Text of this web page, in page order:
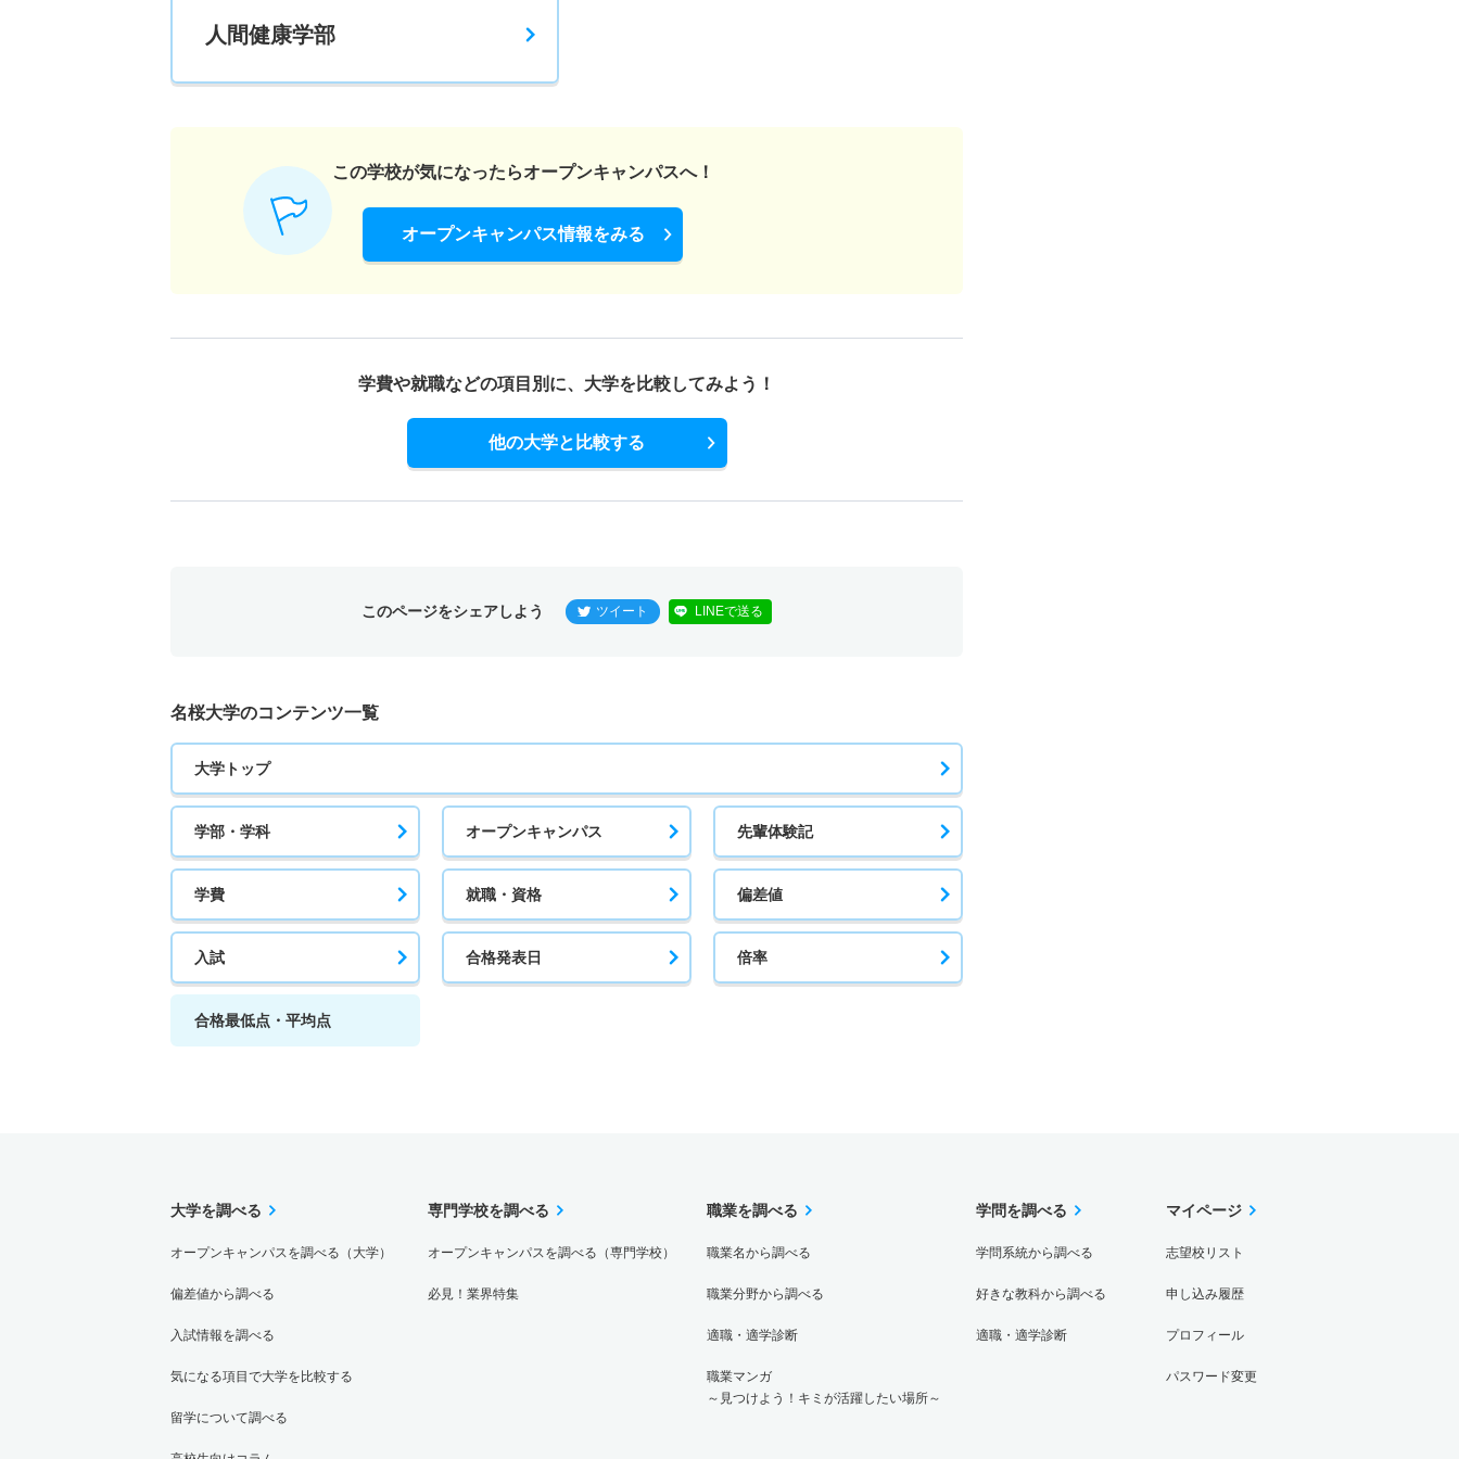
人間健康学部
この学校が気になったらオープンキャンパスへ！
オープンキャンパス情報をみる
学費や就職などの項目別に、 大学を比較してみよう！
他の大学と比較する
このページをシェアしよう ツイート LINEで送る
名桜大学のコンテンツ一覧
大学トップ
学部・学科 オープンキャンパス 先輩体験記
学費 就職・資格 偏差値
入試 合格発表日 倍率
合格最低点・平均点
大学を調べる
オープンキャンパスを調べる（大学）
偏差値から調べる
入試情報を調べる
気になる項目で大学を比較する
留学について調べる
専門学校を調べる
オープンキャンパスを調べる（専門学校）
必見！業界特集
職業を調べる
職業名から調べる
職業分野から調べる
適職・適学診断
職業マンガ
～見つけよう！キミが活躍したい場所～
学問を調べる
学問系統から調べる
好きな教科から調べる
適職・適学診断
マイページ
志望校リスト
申し込み履歴
プロフィール
パスワード変更